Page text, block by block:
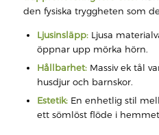
den fysiska tryggheten som
Ljusinsläpp:Ljusa
öppnar upp mörka hörn.
Hållbarhet:Massiv ek tål
husdjur och barnskor.
Estetik:En enhetlig stil
ett sömlöst flöde i